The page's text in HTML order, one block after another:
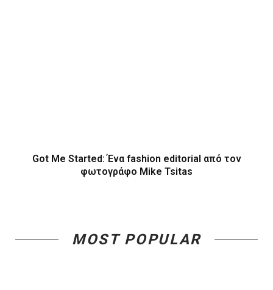
Got Me Started: Ένα fashion editorial από τον
φωτογράφο Mike Tsitas
MOST POPULAR